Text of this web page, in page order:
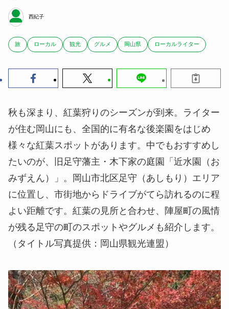
西紀子
旅 ローカル 観光 グルメ 岡山県 ローカルライター
秋も深まり、紅葉狩りのシーズンが到来。ライター
が住む岡山にも、全国的に有名な後楽園をはじめ
様々な紅葉スポットがあります。中でもおすすめし
たいのが、旧足守藩主・木下家の庭園「近水園（お
みずえん）」。岡山市北区足守（あしもり）エリア
に位置し、市街地からドライブがてら訪れるのに程
よい距離です。紅葉の見所と合わせ、陣屋町の風情
が残る足守の町のスポットやグルメも紹介します。
（タイトル写真提供：岡山県観光連盟）